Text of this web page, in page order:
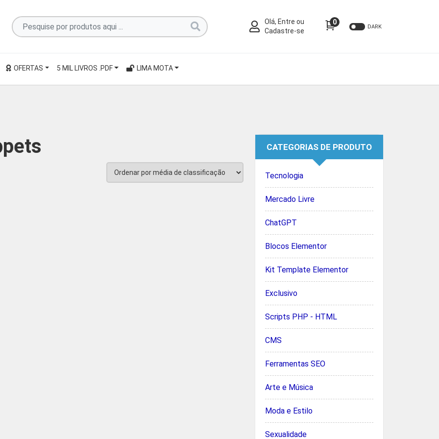
Pesquise
por
Olá, Entre ou
Cadastre-se
0
DARK
OFERTAS 5 MIL LIVROS .PDF LIMA MOTA
CATEGORIAS DE PRODUTO
Tecnologia
Mercado Livre
ChatGPT
Blocos Elementor
Kit Template Elementor
Exclusivo
Scripts PHP - HTML
CMS
Ferramentas SEO
Arte e Música
Moda e Estilo
Sexualidade